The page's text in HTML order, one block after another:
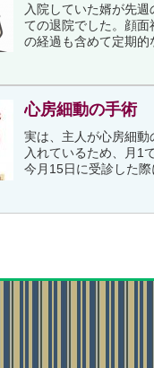
入院していた婿が先
ての退院でした。顔
の経過も含めて定期的
心房細動の手術
実は、主人が心房細
入れているため、月1
今月15日に受診した